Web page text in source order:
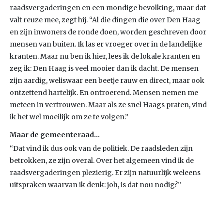
raadsvergaderingen en een mondige bevolking, maar dat
valt reuze mee, zegt hij. “Al die dingen die over Den Haag
en zijn inwoners de ronde doen, worden geschreven door
mensen van buiten. Ik las er vroeger over in de landelijke
kranten. Maar nu ben ik hier, lees ik de lokale kranten en
zeg ik: Den Haag is veel mooier dan ik dacht. De mensen
zijn aardig, weliswaar een beetje rauw en direct, maar ook
ontzettend hartelijk. En ontroerend. Mensen nemen me
meteen in vertrouwen. Maar als ze snel Haags praten, vind
ik het wel moeilijk om ze te volgen.”
Maar de gemeenteraad…
“Dat vind ik dus ook van de politiek. De raadsleden zijn
betrokken, ze zijn overal. Over het algemeen vind ik de
raadsvergaderingen plezierig. Er zijn natuurlijk weleens
uitspraken waarvan ik denk: joh, is dat nou nodig?”